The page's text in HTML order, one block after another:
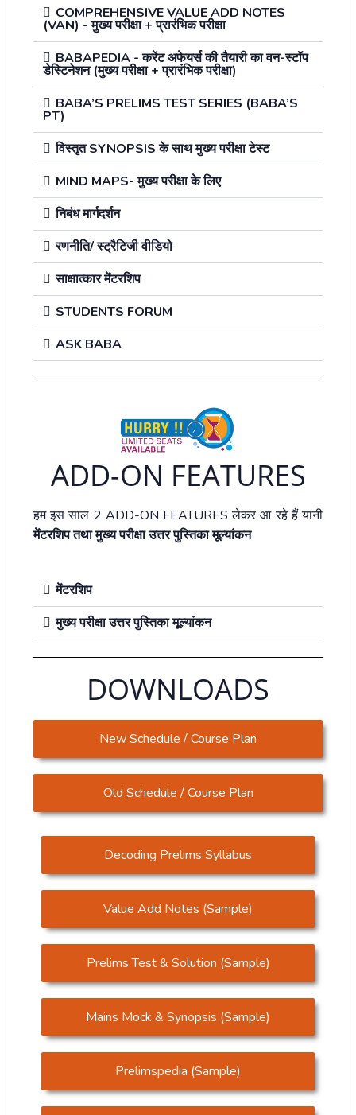
COMPREHENSIVE VALUE ADD NOTES
(VAN) - मुख्य परीक्षा + प्रारंभिक परीक्षा
BABAPEDIA - करेंट अफेयर्स की तैयारी का वन-स्टॉप
डेस्टिनेशन (मुख्य परीक्षा + प्रारंभिक परीक्षा)
BABA’S PRELIMS TEST SERIES (BABA’S
PT)
विस्तृत SYNOPSIS के साथ मुख्य परीक्षा टेस्ट
MIND MAPS- मुख्य परीक्षा के लिए
निबंध मार्गदर्शन
रणनीति/ स्ट्रैटिजी वीडियो
साक्षात्कार मेंटरशिप
STUDENTS FORUM
ASK BABA
ADD-ON FEATURES
हम इस साल 2 ADD-ON FEATURES लेकर आ रहे हैं यानी
मेंटरशिप तथा मुख्य परीक्षा उत्तर पुस्तिका मूल्यांकन
मेंटरशिप
मुख्य परीक्षा उत्तर पुस्तिका मूल्यांकन
DOWNLOADS
New Schedule / Course Plan
Old Schedule / Course Plan
Decoding Prelims Syllabus
Value Add Notes (Sample)
Prelims Test & Solution (Sample)
Mains Mock & Synopsis (Sample)
Prelimspedia (Sample)